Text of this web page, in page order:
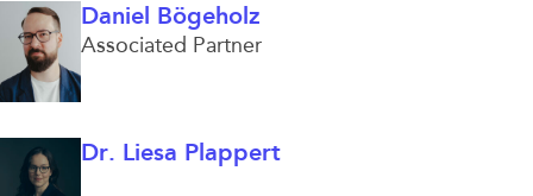
Daniel Bögeholz
Associated Partner
Dr. Liesa Plappert